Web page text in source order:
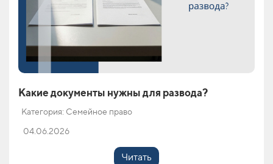
Какие документы нужны для развода?
Категория: Семейное право
04.06.2026
Читать